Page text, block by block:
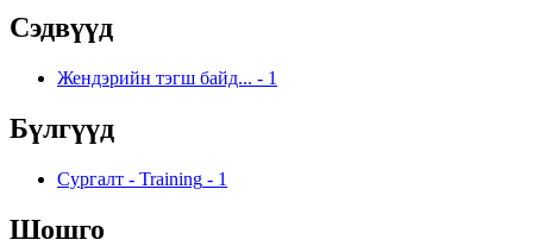
Сэдвүүд
Жендэрийн тэгш байд... - 1
Бүлгүүд
Сургалт - Training - 1
Шошго